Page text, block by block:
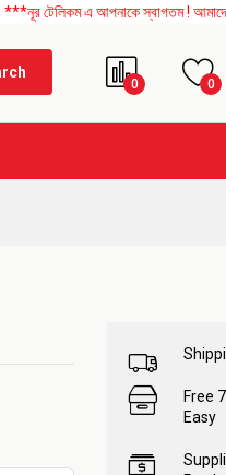
এ আপনাকে স্বাগতম ! আমাদের সব
0 0
Free
Easy